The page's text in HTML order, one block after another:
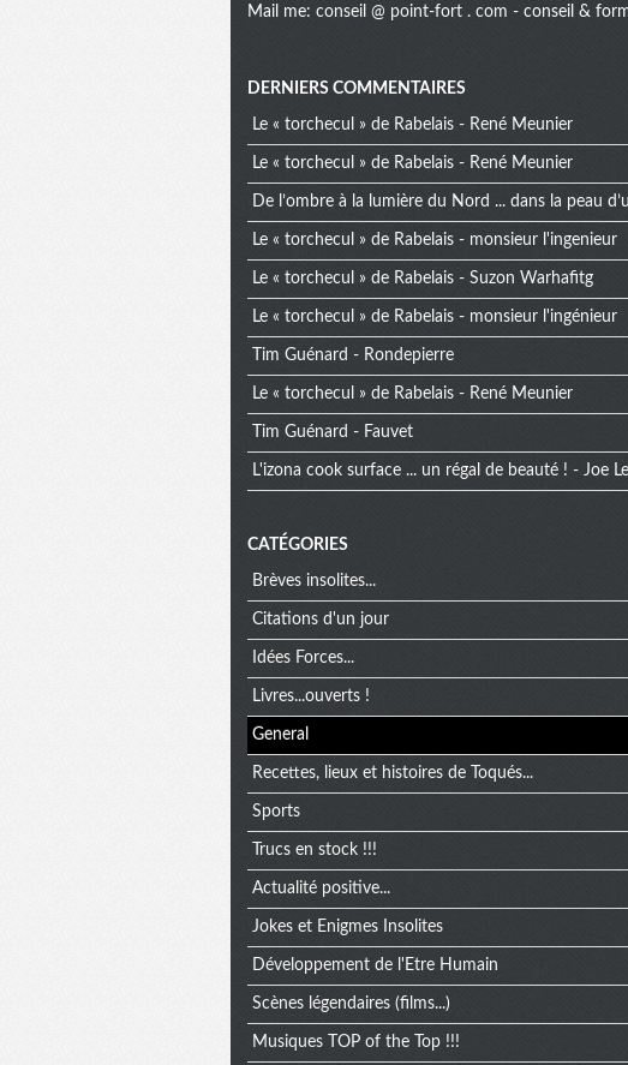
Mail me: conseil @ point-fort . com - conseil &
Menu
extra
DERNIERS COMMENTAIRES
Le « torchecul » de Rabelais - René Meunier
Le « torchecul » de Rabelais - René Meunier
De l’ombre à la lumière du Nord ... dans la peau
Le « torchecul » de Rabelais - monsieur l'ingenieur
Le « torchecul » de Rabelais - Suzon Warhafitg
Le « torchecul » de Rabelais - monsieur l'ingénieur
Tim Guénard - Rondepierre
Le « torchecul » de Rabelais - René Meunier
Tim Guénard - Fauvet
L'izona cook surface ... un régal de beauté ! - Joe
CATÉGORIES
Brèves insolites...
Citations d'un jour
Idées Forces...
Livres...ouverts !
General
Recettes, lieux et histoires de Toqués...
Sports
Trucs en stock !!!
Actualité positive...
Jokes et Enigmes Insolites
Développement de l'Etre Humain
Scènes légendaires (films...)
Musiques TOP of the Top !!!